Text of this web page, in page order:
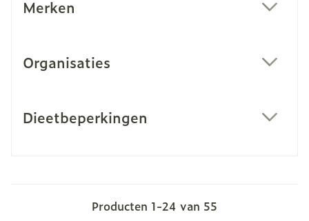
Merken
Organisaties
Dieetbeperkingen
Producten 1-24 van 55